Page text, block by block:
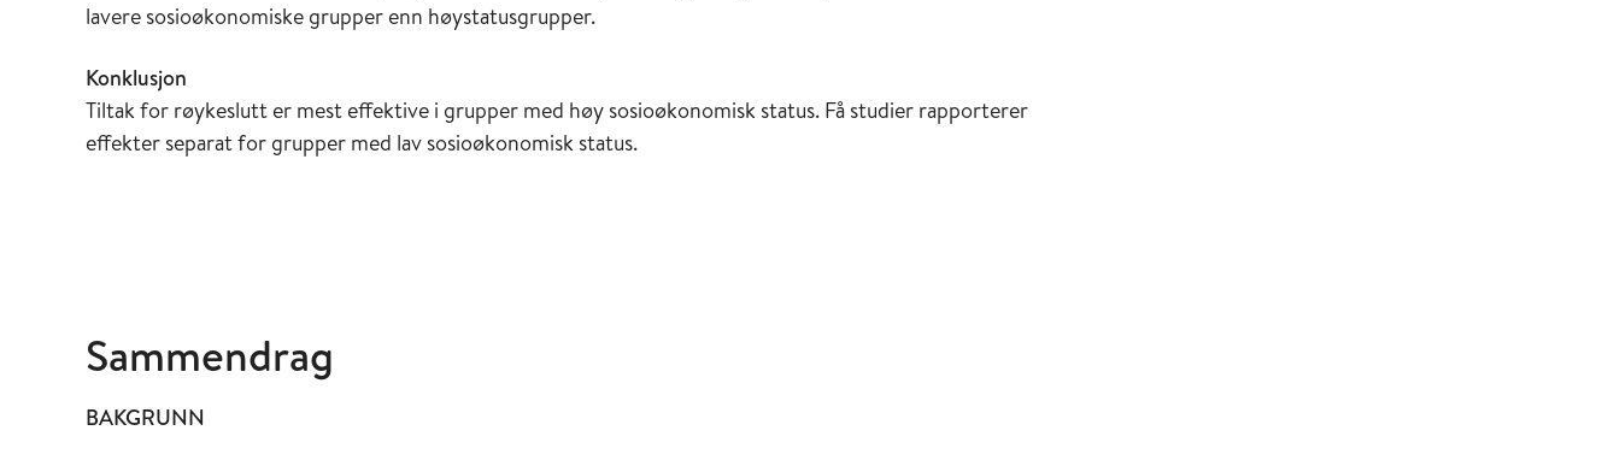
lavere sosioøkonomiske grupper enn høystatusgrupper.
Konklusjon
Tiltak for røykeslutt er mest effektive i grupper med høy sosioøkonomisk status. Få studier rapporterer
effekter separat for grupper med lav sosioøkonomisk status.
Sammendrag
BAKGRUNN